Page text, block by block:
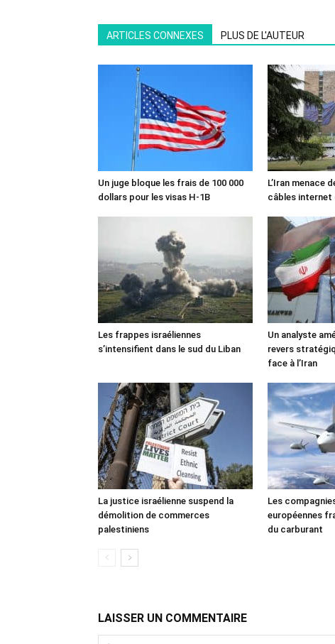
ARTICLES CONNEXES PLUS DE L'AUTEUR
Un juge bloque les frais de 100 000
dollars pour les visas H-1B
L’Iran menace
câbles internet
Les frappes israéliennes
s’intensifient dans le sud du Liban
Un analyste
revers
face à l’Iran
La justice israélienne suspend la
démolition de commerces
palestiniens
Les
européennes
du carburant
LAISSER UN COMMENTAIRE